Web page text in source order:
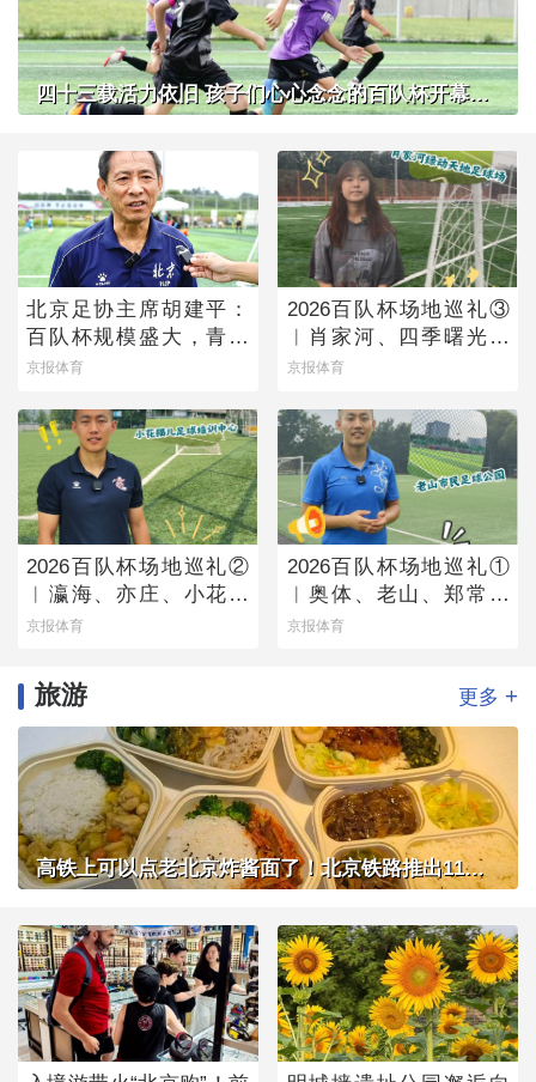
四十三载活力依旧 孩子们心心念念的百队杯开幕了！
北京足协主席胡建平：
百队杯规模盛大，青少
年足球火热有活力
京报体育
2026百队杯场地巡礼③
︱肖家河、四季曙光赛
区
京报体育
2026百队杯场地巡礼②
︱瀛海、亦庄、小花猫
赛区将承办多组别百队
京报体育
2026百队杯场地巡礼①
︱奥体、老山、郑常庄
赛区静候百队杯开幕
京报体育
旅游 更多 +
高铁上可以点老北京炸酱面了！北京铁路推出11款新品高铁餐